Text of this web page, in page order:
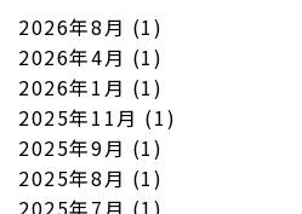
2026年8月 (1)
2026年4月 (1)
2026年1月 (1)
2025年11月 (1)
2025年9月 (1)
2025年8月 (1)
2025年7月 (1)